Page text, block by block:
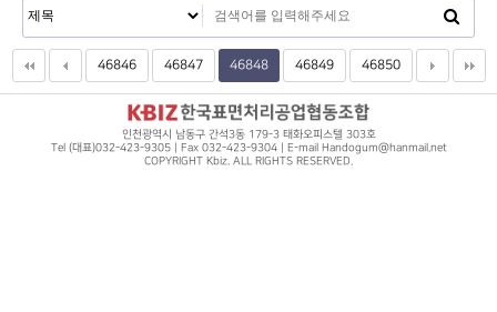
46846 46847 46848 46849 46850
인천광역시 남동구 간석3동 179-3 태화오피스텔 303호
Tel (대표)032-423-9305 | Fax 032-423-9304 | E-mail Handogum@hanmail.net
COPYRIGHT Kbiz. ALL RIGHTS RESERVED.